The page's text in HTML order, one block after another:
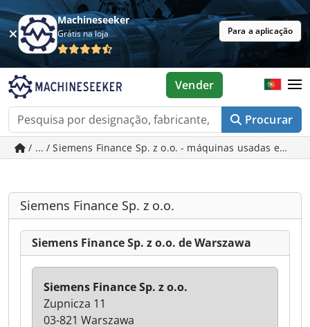
Machineseeker
Grátis na loja Para a aplicação
Procurar
Vender
/ ... / Siemens Finance Sp. z o.o. - máquinas usadas em
Siemens Finance Sp. z o.o.
Siemens Finance Sp. z o.o. de Warszawa
Siemens Finance Sp. z o.o.
Zupnicza 11
03-821 Warszawa